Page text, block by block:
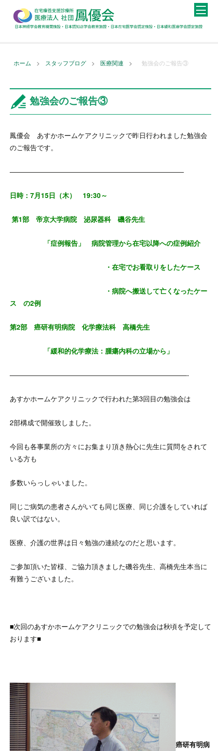
ホーム > スタッフブログ > 医療関連 > 勉強会のご報告③
勉強会のご報告③
鳳優会 あすかホームケアクリニックで昨日行われました勉強会
のご報告です。
—————————————————————————–
日時：7月15日（木） 19:30～
第1部 帝京大学病院 泌尿器科 磯谷先生
「症例報告」 病院管理から在宅以降への症例紹介
・在宅でお看取りをしたケース
・病院へ搬送して亡くなったケー
ス の2例
第2部 癌研有明病院 化学療法科 高橋先生
「緩和的化学療法：腫瘍内科の立場から」
——————————————————————————-
あすかホームケアクリニックで行われた第3回目の勉強会は
2部構成で開催致しました。
今回も各事業所の方々にお集まり頂き熱心に先生に質問をされて
いる方も
多数いらっしゃいました。
同じご病気の患者さんがいても同じ医療、同じ介護をしていれば
良い訳ではない。
医療、介護の世界は日々勉強の連続なのだと思います。
ご参加頂いた皆様、ご協力頂きました磯谷先生、高橋先生本当に
有難うございました。
■次回のあすかホームケアクリニックでの勉強会は秋頃を予定して
おります■
癌研有明病